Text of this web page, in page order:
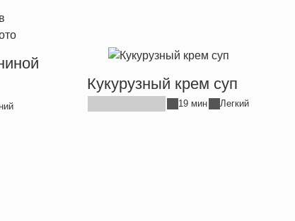
Кукурузный крем суп
19 мин Легкий